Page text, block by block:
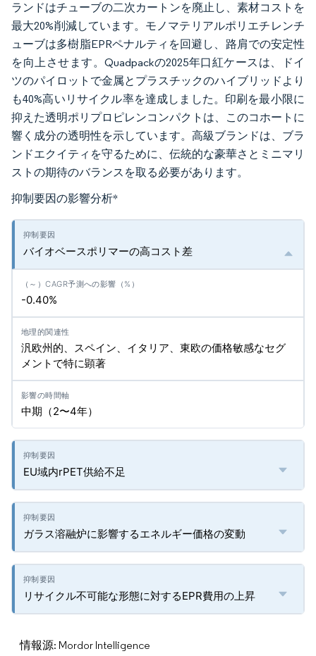
ランドはチューブの二次カートンを廃止し、素材コストを
最大20%削減しています。モノマテリアルポリエチレンチ
ューブは多樹脂EPRペナルティを回避し、路肩での安定性
を向上させます。Quadpackの2025年口紅ケースは、ドイ
ツのパイロットで金属とプラスチックのハイブリッドより
も40%高いリサイクル率を達成しました。印刷を最小限に
抑えた透明ポリプロピレンコンパクトは、このコホートに
響く成分の透明性を示しています。高級ブランドは、ブラ
ンドエクイティを守るために、伝統的な豪華さとミニマリ
ストの期待のバランスを取る必要があります。
抑制要因の影響分析*
バイオベースポリマーの高コスト差
-0.40%
汎欧州的、スペイン、イタリア、東欧の価格敏感なセグ
メントで特に顕著
中期（2〜4年）
EU域内rPET供給不足
ガラス溶融炉に影響するエネルギー価格の変動
リサイクル不可能な形態に対するEPR費用の上昇
情報源: Mordor Intelligence